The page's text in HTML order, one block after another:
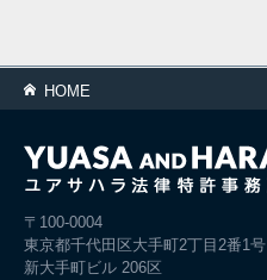
HOME
〒100-0004
東京都千代田区大手町2丁目2番1号
新大手町ビル 206区